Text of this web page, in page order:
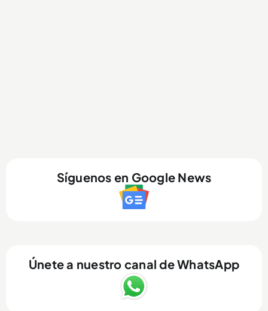
Síguenos en Google News
Únete a nuestro canal de WhatsApp